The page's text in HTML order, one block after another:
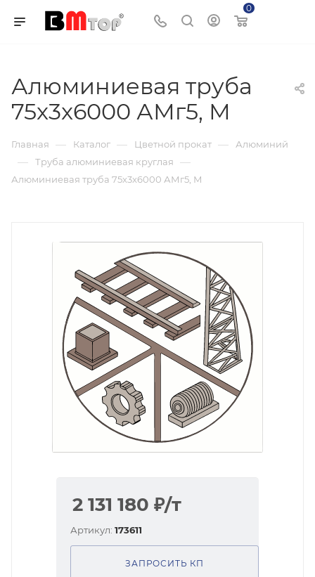
0
Алюминиевая труба
75x3x6000 АМг5, М
Главная — Каталог — Цветной прокат — Алюминий
— Труба алюминиевая круглая —
Алюминиевая труба 75x3x6000 АМг5, М
2 131 180 ₽/т
Артикул: 173611
ЗАПРОСИТЬ КП